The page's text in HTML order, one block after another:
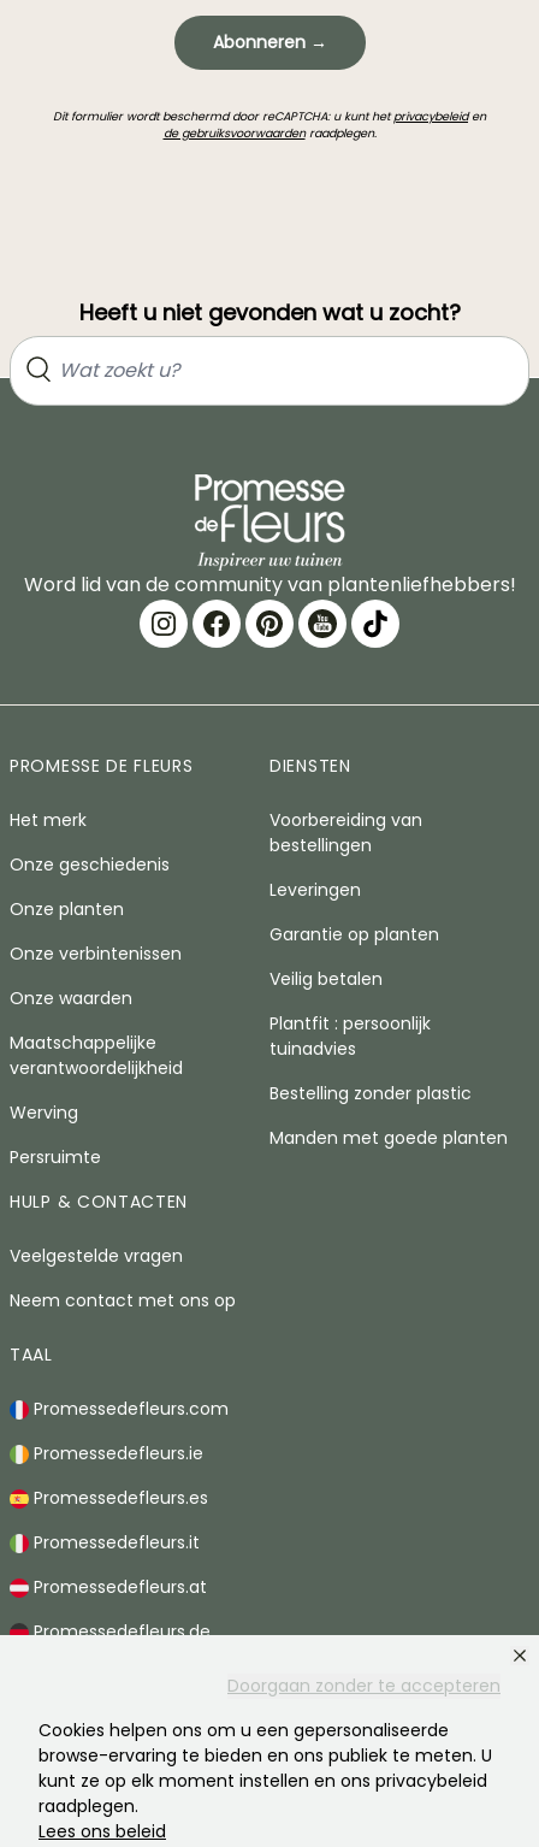
Doorgaan zonder te accepteren
Cookies helpen ons om u een gepersonaliseerde
browse-ervaring te bieden en ons publiek te meten. U
kunt ze op elk moment instellen en ons privacybeleid
raadplegen.
Lees ons beleid
Abonneren →
Dit formulier wordt beschermd door reCAPTCHA: u kunt hetprivacybeleiden
de gebruiksvoorwaardenraadplegen.
Heeft u niet gevonden wat u zocht?
Word lid van de community van plantenliefhebbers!
PROMESSE DE FLEURS
Het merk
Onze geschiedenis
Onze planten
Onze verbintenissen
Onze waarden
Maatschappelijke
verantwoordelijkheid
Werving
Persruimte
DIENSTEN
Voorbereiding van
bestellingen
Leveringen
Garantie op planten
Veilig betalen
Plantfit : persoonlijk
tuinadvies
Bestelling zonder plastic
Manden met goede planten
HULP & CONTACTEN
Veelgestelde vragen
Neem contact met ons op
TAAL
Promessedefleurs.com
Promessedefleurs.ie
Promessedefleurs.es
Promessedefleurs.it
Promessedefleurs.at
Promessedefleurs.de
Promessedefleurs.pt
Promessedefleurs.ch